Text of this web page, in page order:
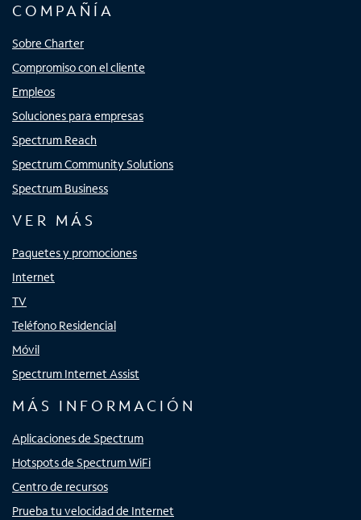
COMPAÑÍA
Sobre Charter
Compromiso con el cliente
Empleos
Soluciones para empresas
Spectrum Reach
Spectrum Community Solutions
Spectrum Business
VER MÁS
Paquetes y promociones
Internet
TV
Teléfono Residencial
Móvil
Spectrum Internet Assist
MÁS INFORMACIÓN
Aplicaciones de Spectrum
Hotspots de Spectrum WiFi
Centro de recursos
Prueba tu velocidad de Internet